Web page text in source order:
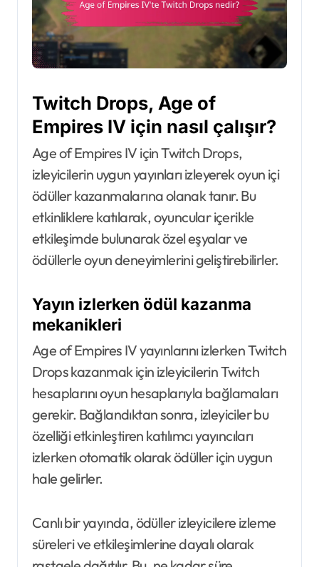
Twitch Drops, Age of
Empires IV için nasıl çalışır?
Age of Empires IV için Twitch Drops,
izleyicilerin uygun yayınları izleyerek oyun içi
ödüller kazanmalarına olanak tanır. Bu
etkinliklere katılarak, oyuncular içerikle
etkileşimde bulunarak özel eşyalar ve
ödüllerle oyun deneyimlerini geliştirebilirler.
Yayın izlerken ödül kazanma
mekanikleri
Age of Empires IV yayınlarını izlerken Twitch
Drops kazanmak için izleyicilerin Twitch
hesaplarını oyun hesaplarıyla bağlamaları
gerekir. Bağlandıktan sonra, izleyiciler bu
özelliği etkinleştiren katılımcı yayıncıları
izlerken otomatik olarak ödüller için uygun
hale gelirler.
Canlı bir yayında, ödüller izleyicilere izleme
süreleri ve etkileşimlerine dayalı olarak